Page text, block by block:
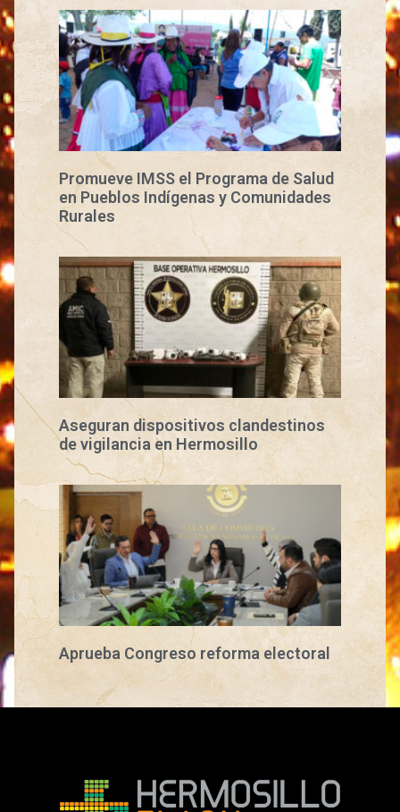
Promueve IMSS el Programa de Salud
en Pueblos Indígenas y Comunidades
Rurales
Aseguran dispositivos clandestinos
de vigilancia en Hermosillo
Aprueba Congreso reforma electoral